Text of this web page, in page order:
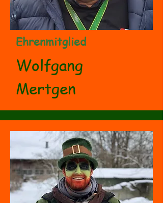
Ehrenmitglied
Wolfgang
Mertgen